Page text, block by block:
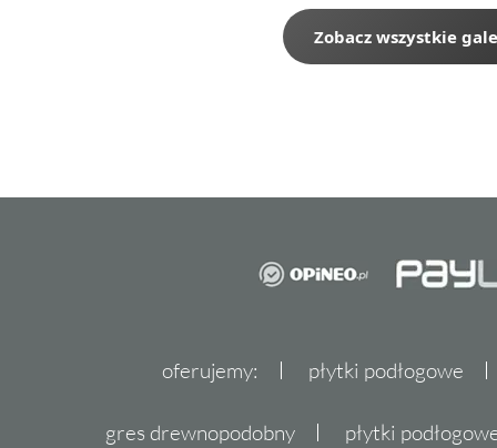
Zobacz wszystkie
oferujemy: płytki podłogowe
gres drewnopodobny płytki